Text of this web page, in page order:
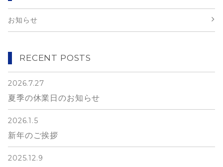
お知らせ
RECENT POSTS
2026.7.27
夏季の休業日のお知らせ
2026.1.5
新年のご挨拶
2025.12.9